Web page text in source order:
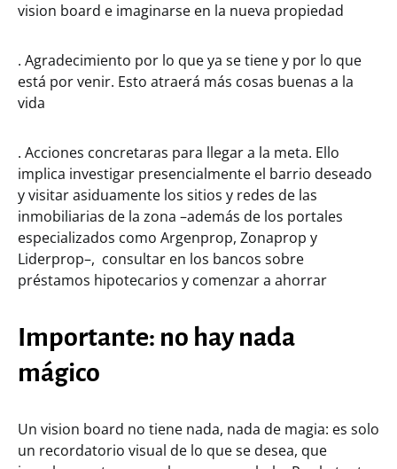
vision board e imaginarse en la nueva propiedad
. Agradecimiento por lo que ya se tiene y por lo que
está por venir. Esto atraerá más cosas buenas a la
vida
. Acciones concretaras para llegar a la meta. Ello
implica investigar presencialmente el barrio deseado
y visitar asiduamente los sitios y redes de las
inmobiliarias de la zona –además de los portales
especializados como Argenprop, Zonaprop y
Liderprop–, consultar en los bancos sobre
préstamos hipotecarios y comenzar a ahorrar
Importante: no hay nada
mágico
Un vision board no tiene nada, nada de magia: es solo
un recordatorio visual de lo que se desea, que